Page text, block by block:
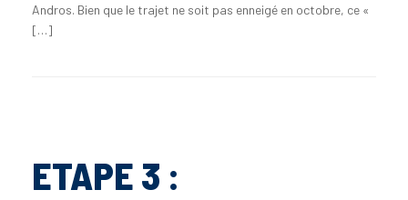
Andros. Bien que le trajet ne soit pas enneigé en octobre, ce «
[…]
ETAPE 3 :